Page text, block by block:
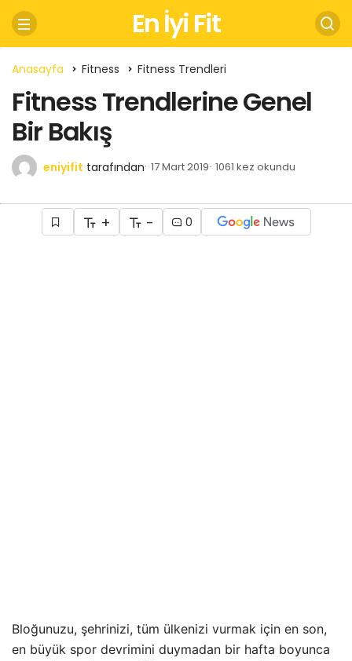
En İyi Fit
Anasayfa Fitness Fitness Trendleri
Fitness Trendlerine Genel
Bir Bakış
eniyifit tarafından 17 Mart 2019 1061 kez okundu
+ - 0
Bloğunuzu, şehrinizi, tüm ülkenizi vurmak için en son,
en büyük spor devrimini duymadan bir hafta boyunca